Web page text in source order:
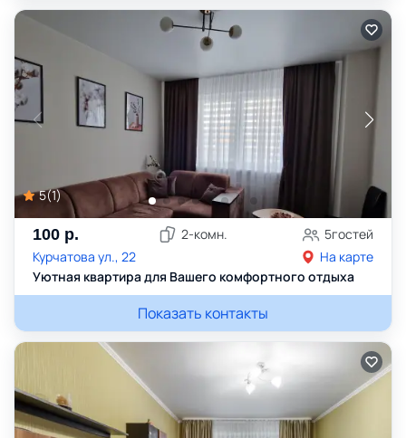
5(1)
100 р. 2-комн. 5гостей
Курчатова ул., 22
На карте
Уютная квартира для Вашего комфортного отдыха
Показать контакты